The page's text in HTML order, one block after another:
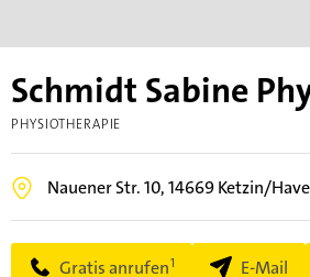
Schmidt Sabine
PHYSIOTHERAPIE
Nauener Str. 10,14669Ketzin/
Gratis anrufen E-Mail